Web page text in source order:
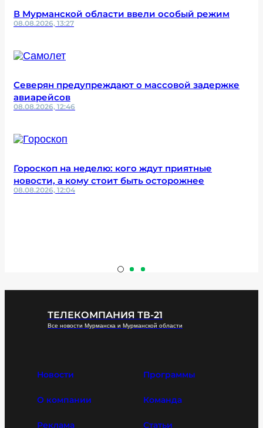
В Мурманской области ввели особый режим
08.08.2026, 13:27
Северян предупреждают о массовой задержке
авиарейсов
08.08.2026, 12:46
Гороскоп на неделю: кого ждут приятные
новости, а кому стоит быть осторожнее
08.08.2026, 12:04
ТЕЛЕКОМПАНИЯ ТВ-21
Все новости Мурманска и Мурманской области
Новости Программы
О компании Команда
Реклама Статьи